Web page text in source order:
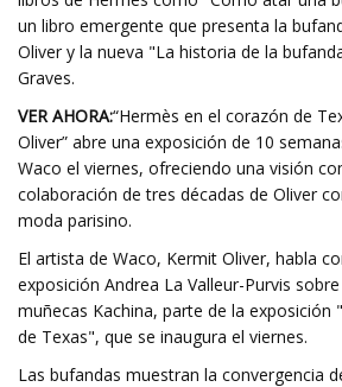
un libro emergente que presenta la
Oliver y la nueva "La historia de la
Graves.
VER AHORA:“Hermès en el corazón de
Oliver” abre una exposición de 10
Waco el viernes, ofreciendo una visión
colaboración de tres décadas de Oliver
moda parisino.
El artista de Waco, Kermit Oliver, habla
exposición Andrea La Valleur-Purvis
muñecas Kachina, parte de la exposición
de Texas", que se inaugura el viernes.
Las bufandas muestran la convergencia